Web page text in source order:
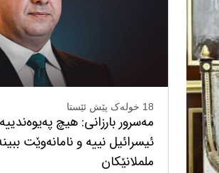
18 خولەک پێش ئێستا
مەسرور بارزانی: هیچ
ئیسرائیل نییە و نامانەوێت
ململانێکان